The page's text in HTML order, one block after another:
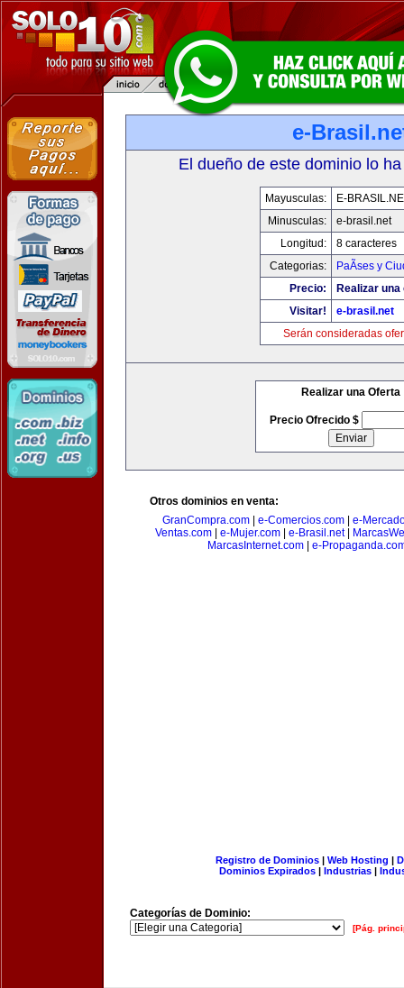
e-
El dueño de este dominio lo
Mayusculas:
E-
Minusculas:
e-brasil.net
Longitud:
8 caracteres
Categorias:
PaÃ­ses y
Precio:
Realizar
Visitar!
e-brasil.net
Serán consideradas
Realizar una Oferta
Precio Ofrecido $
Otros dominios en venta:
GranCompra.com
e-Comercios.com
e-
Ventas.com| e-Mujer.com| e-Brasil.net|
MarcasInternet.com
e-
Registro de Dominios| Web Hosting |
Dominios Expirados | Industrias |
Categorías de Dominio:
[Pág.